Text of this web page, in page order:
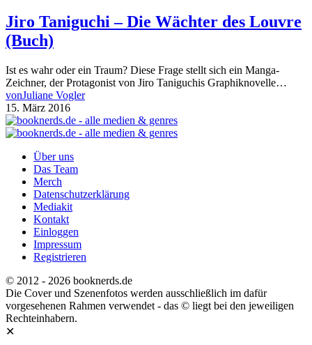
Jiro Taniguchi – Die Wächter des Louvre
(Buch)
Ist es wahr oder ein Traum? Diese Frage stellt sich ein Manga-
Zeichner, der Protagonist von Jiro Taniguchis Graphiknovelle…
vonJuliane Vogler
15. März 2016
Über uns
Das Team
Merch
Datenschutzerklärung
Mediakit
Kontakt
Einloggen
Impressum
Registrieren
© 2012 - 2026 booknerds.de
Die Cover und Szenenfotos werden ausschließlich im dafür
vorgesehenen Rahmen verwendet - das © liegt bei den jeweiligen
Rechteinhabern.
✕